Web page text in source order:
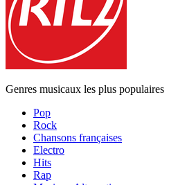
Genres musicaux les plus populaires
Pop
Rock
Chansons françaises
Electro
Hits
Rap